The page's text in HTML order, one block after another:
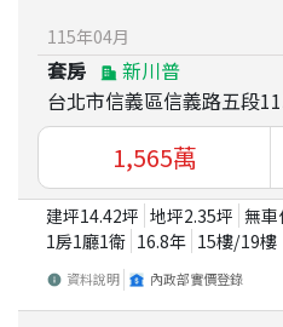
115年04月
套房
新川普
台北市信義區信義路五段
1,565萬
建坪14.42坪 地坪2.35坪 無車
1房1廳1衛 16.8年 15樓/19樓
資料說明 內政部實價登錄